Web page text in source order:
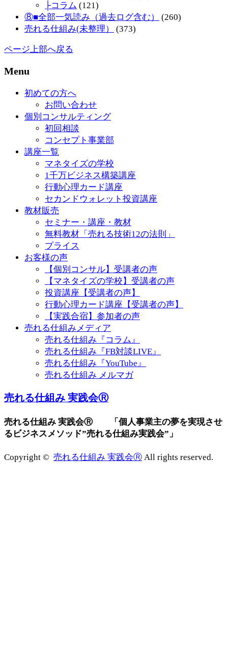
├コラム (121)
⑧■全部一気読み（過去ログ含む）
(260)
売れる仕組み(未整理）
(373)
ページ上部へ戻る
Menu
初めての方へ
お問い合わせ
個別コンサルティング
初回相談
コンセプト事業部
講座一覧
マネタイズの学校
1千万ビジネス構築講座
行動心理カード講座
セカンドウォレット投資講座
教材販売
セミナー・講座・教材
無料教材「売れる技術12の法則」
プライス
お客様の声
【個別コンサル】受講者の声
【マネタイズの学校】受講者の声
投資講座【受講者の声】
行動心理カード講座【受講者の声】
【実践合宿】参加者の声
売れる仕組みメディア
売れる仕組み『コラム』
売れる仕組み『FB対談LIVE』
売れる仕組み『YouTube』
売れる仕組み メルマガ
売れる仕組み 実践会Ⓡ
売れる仕組み 実践会Ⓡ 「個人事業主の夢を実現させ
るビジネスメソッド”売れる仕組み実践会”」
Copyright © 売れる仕組み 実践会Ⓡ All rights reserved.